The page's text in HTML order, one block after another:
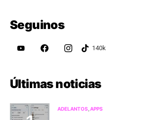
Seguinos
Últimas noticias
ADELANTOS APPS